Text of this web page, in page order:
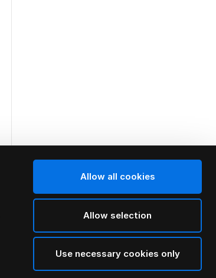
Allow all cookies
Allow selection
Use necessary cookies only